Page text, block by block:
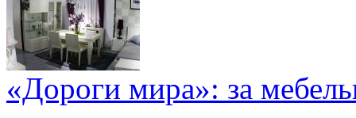
«Дороги мира»: за